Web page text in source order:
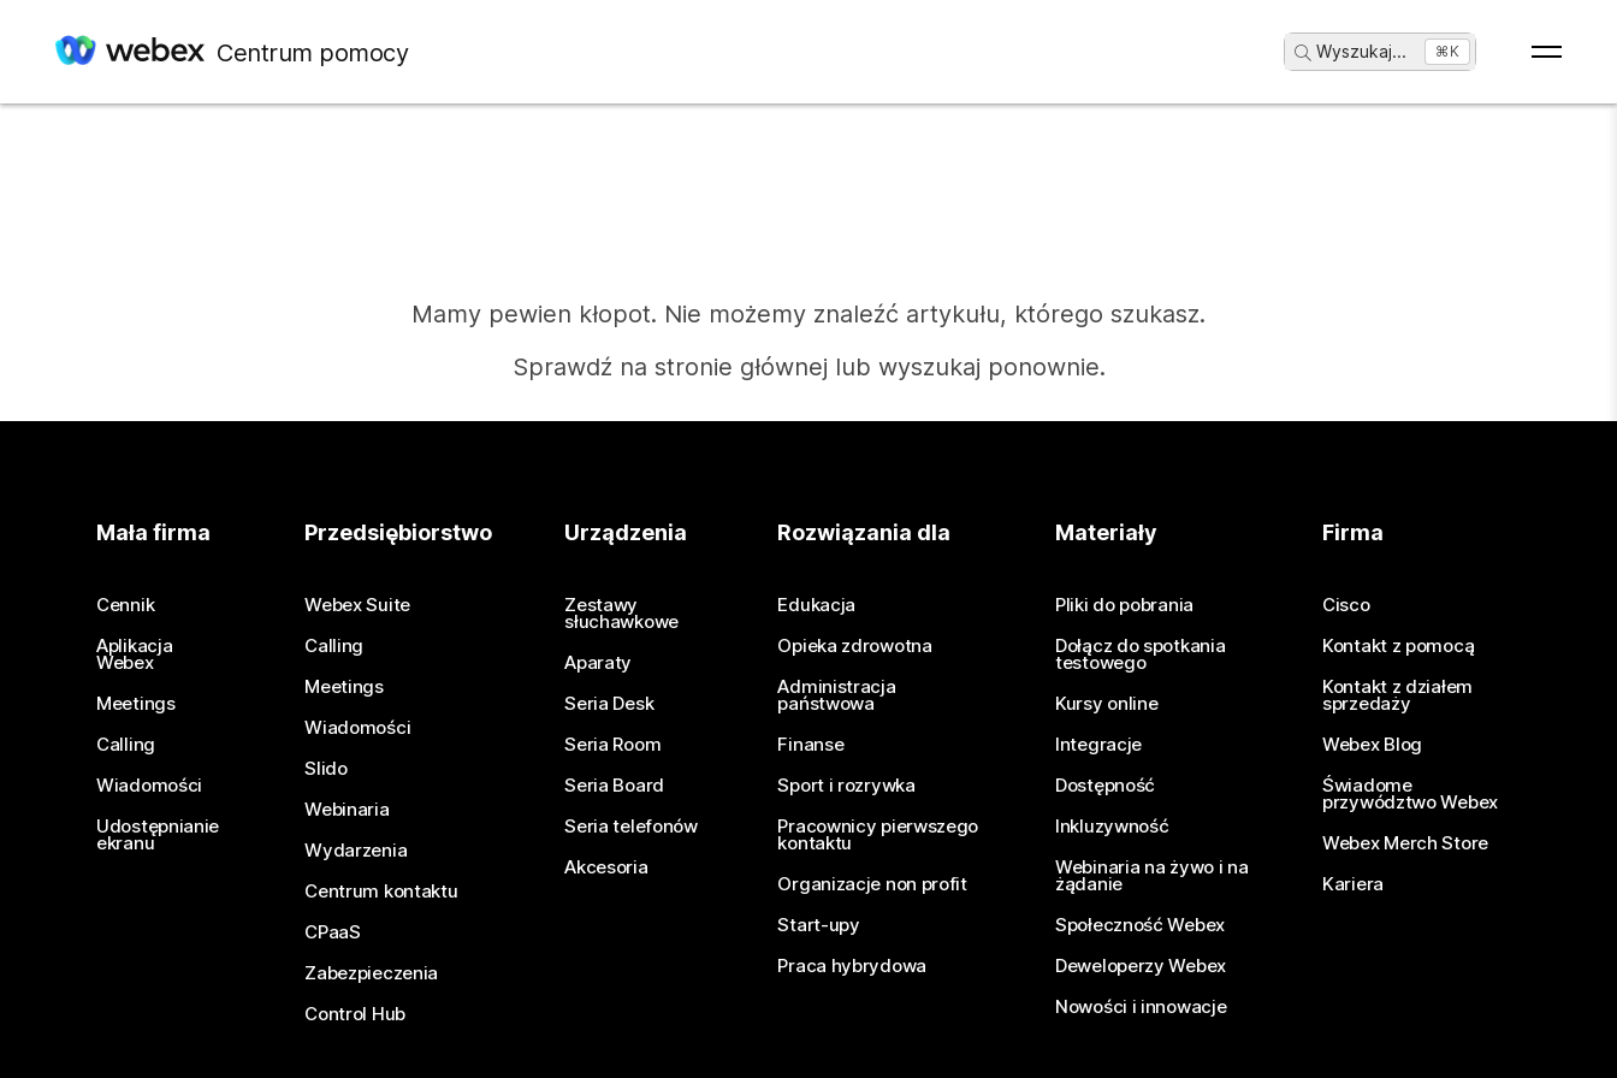
Centrum pomocy Wyszukaj... ⌘K
Mamy pewien kłopot. Nie możemy znaleźć artykułu, którego szukasz.
Sprawdź na stronie głównej lub wyszukaj ponownie.
Potrzebujesz odpowiedzi?
Prześlij pytanie
Mała firma
Cennik
Aplikacja
Webex
Meetings
Calling
Wiadomości
Udostępnianie
ekranu
Przedsiębiorstwo
Webex Suite
Calling
Meetings
Wiadomości
Slido
Webinaria
Wydarzenia
Centrum kontaktu
CPaaS
Zabezpieczenia
Control Hub
Urządzenia
Zestawy
słuchawkowe
Aparaty
Seria Desk
Seria Room
Seria Board
Seria telefonów
Akcesoria
Rozwiązania dla
Edukacja
Opieka zdrowotna
Administracja
państwowa
Finanse
Sport i rozrywka
Pracownicy pierwszego
kontaktu
Organizacje non profit
Start-upy
Praca hybrydowa
Materiały
Pliki do pobrania
Dołącz do spotkania
testowego
Kursy online
Integracje
Dostępność
Inkluzywność
Webinaria na żywo i na
żądanie
Społeczność Webex
Deweloperzy Webex
Nowości i innowacje
Firma
Cisco
Kontakt z pomocą
Kontakt z działem
sprzedaży
Webex Blog
Świadome
przywództwo Webex
Webex Merch Store
Kariera